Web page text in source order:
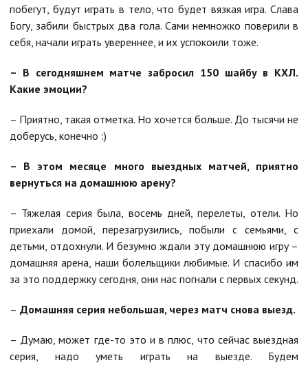
побегут, будут играть в тело, что будет вязкая игра. Слава
Богу, забили быстрых два гола. Сами немножко поверили в
себя, начали играть увереннее, и их успокоили тоже.
– В сегодняшнем матче забросил 150 шайбу в КХЛ.
Какие эмоции?
– Приятно, такая отметка. Но хочется больше. До тысячи не
доберусь, конечно :)
– В этом месяце много выездных матчей, приятно
вернуться на домашнюю арену?
– Тяжелая серия была, восемь дней, перелеты, отели. Но
приехали домой, перезагрузились, побыли с семьями, с
детьми, отдохнули. И безумно ждали эту домашнюю игру –
домашняя арена, наши болельщики любимые. И спасибо им
за это поддержку сегодня, они нас погнали с первых секунд.
– Домашняя серия небольшая, через матч снова выезд.
– Думаю, может где-то это и в плюс, что сейчас выездная
серия, надо уметь играть на выезде. Будем